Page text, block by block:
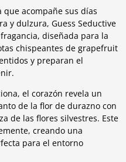
que acompañe sus días
y dulzura, Guess Seductive
diseñada para la
chispeantes de grapefruit
y preparan el
el corazón revela un
de la flor de durazno con
de las flores silvestres. Este
creando una
para el entorno